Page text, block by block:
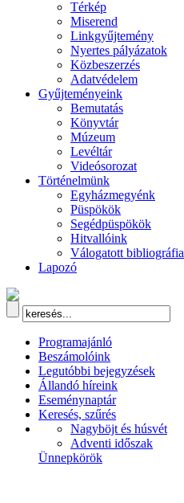
Térkép
Miserend
Linkgyűjtemény
Nyertes pályázatok
Közbeszerzés
Adatvédelem
Gyűjteményeink
Bemutatás
Könyvtár
Múzeum
Levéltár
Videósorozat
Történelmünk
Egyházmegyénk
Püspökök
Segédpüspökök
Hitvallóink
Válogatott bibliográfia
Lapozó
Programajánló
Beszámolóink
Legutóbbi bejegyzések
Állandó híreink
Eseménynaptár
Keresés, szűrés
Nagyböjt és húsvét
Adventi időszak
Ünnepkörök